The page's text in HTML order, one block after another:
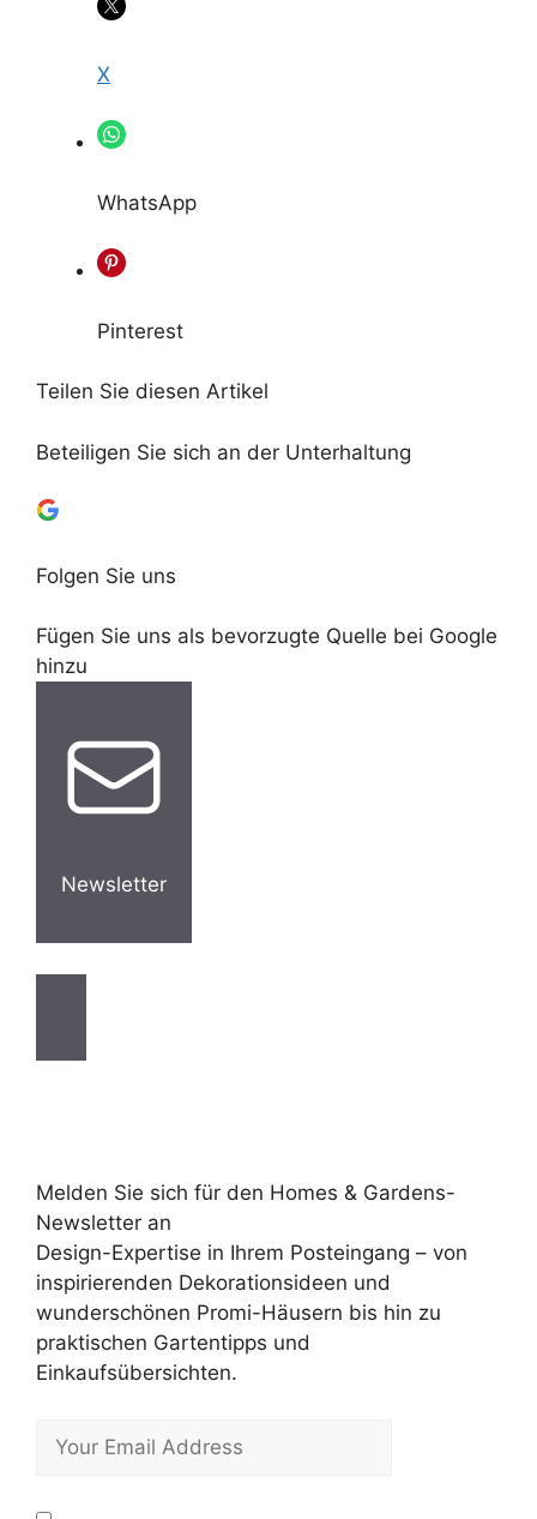
X
WhatsApp
Pinterest
Teilen Sie diesen Artikel
Beteiligen Sie sich an der Unterhaltung
Folgen Sie uns
Fügen Sie uns als bevorzugte Quelle bei Google
hinzu
Newsletter
Melden Sie sich für den Homes & Gardens-
Newsletter an
Design-Expertise in Ihrem Posteingang – von
inspirierenden Dekorationsideen und
wunderschönen Promi-Häusern bis hin zu
praktischen Gartentipps und
Einkaufsübersichten.